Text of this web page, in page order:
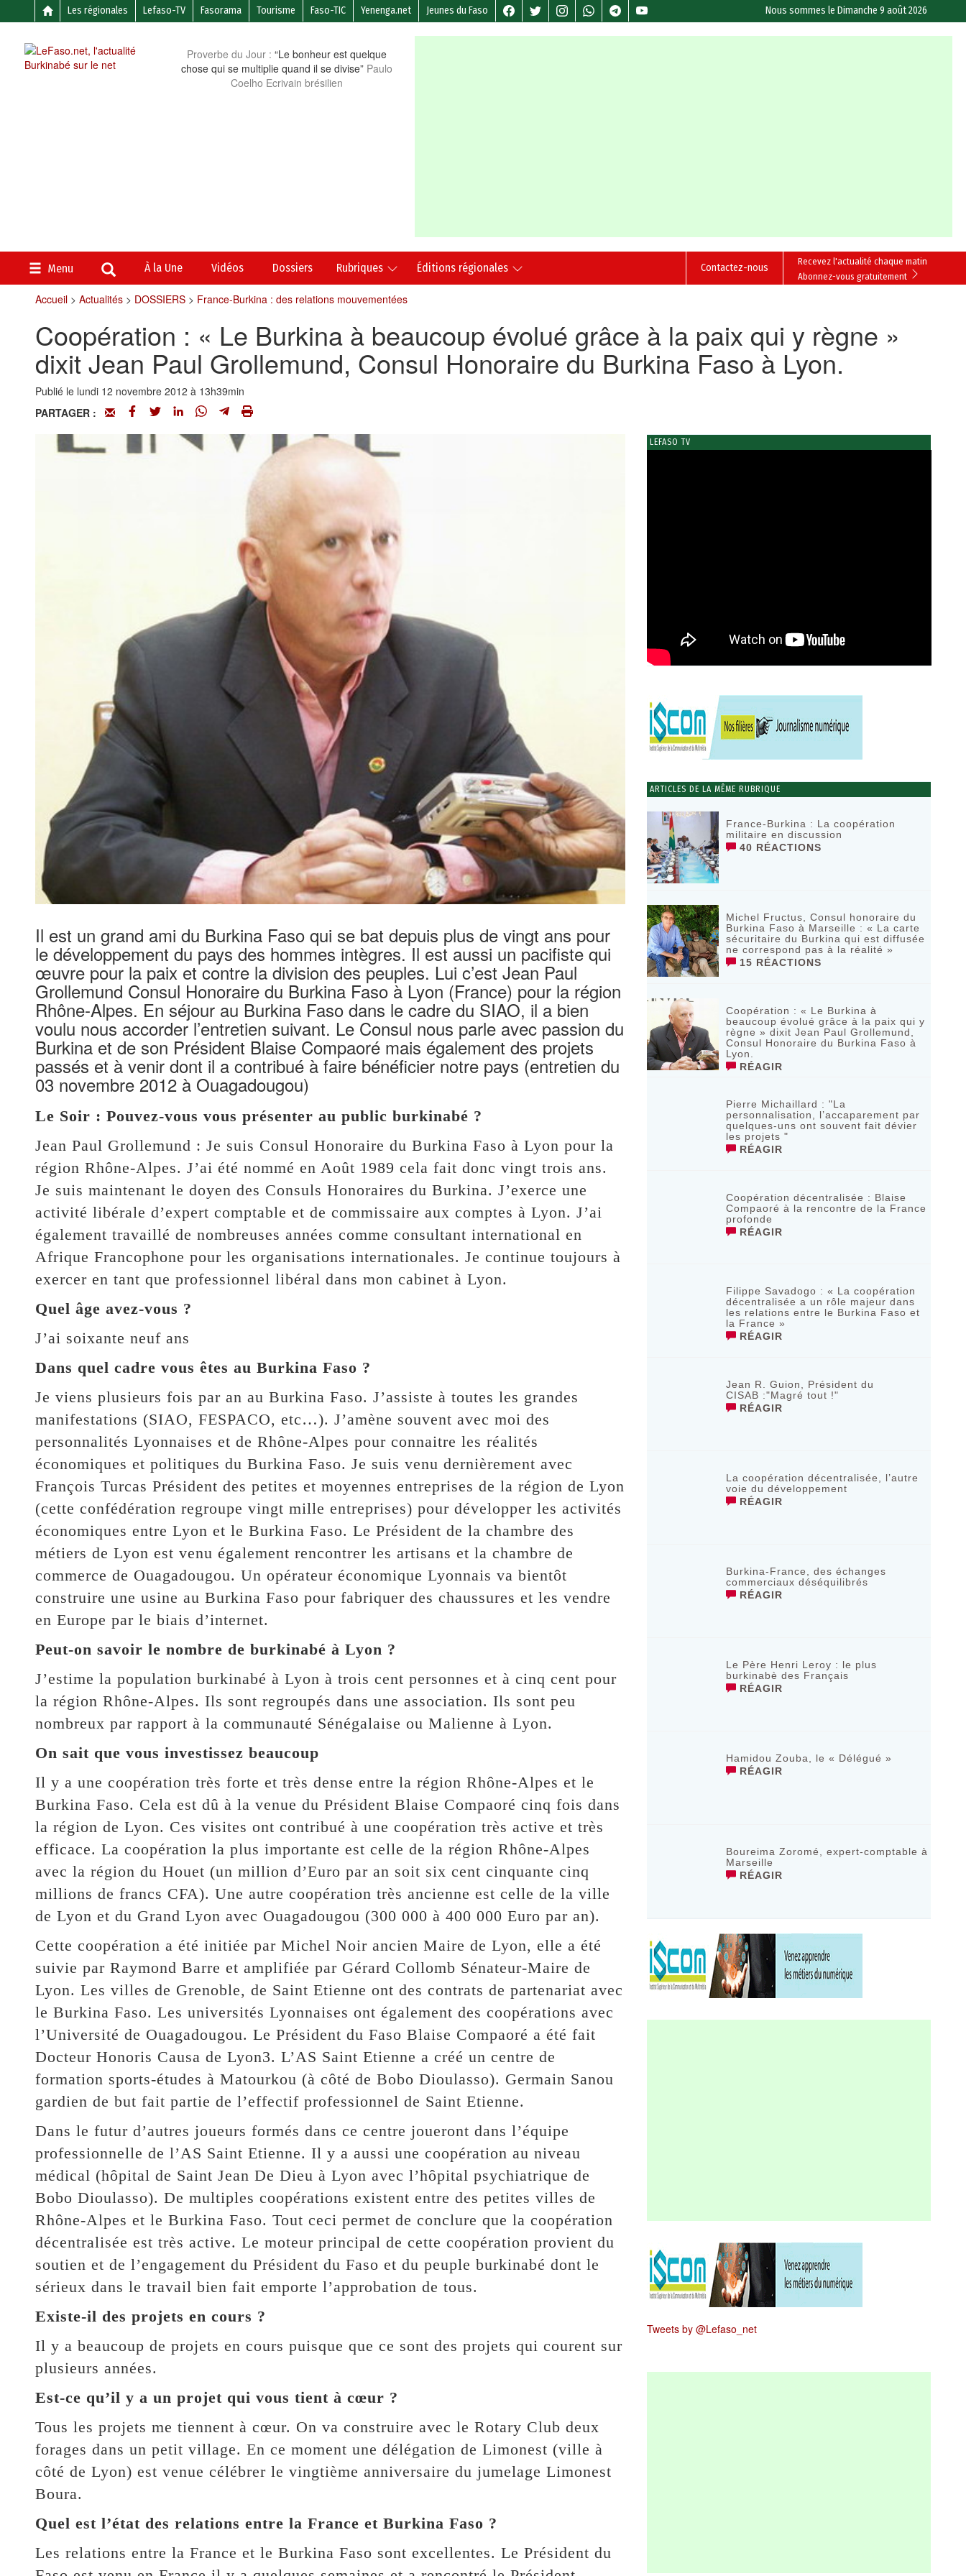
Les régionales Lefaso-TV Fasorama Tourisme Faso-TIC Yenenga.net Jeunes du Faso Nous sommes leDimanche 9 août 2026
Proverbe du Jour : “Le bonheur est quelque
chose qui se multiplie quand il se divise” Paulo
Coelho Ecrivain brésilien
Menu À la Une Vidéos Dossiers Rubriques Éditions régionales
Recevez l'actualité chaque matin
Abonnez-vous gratuitement
Contactez-nous
Accueil> Actualités> DOSSIERS> France-Burkina : des relations mouvementées
Coopération : « Le Burkina à beaucoup évolué grâce à la paix qui y règne »
dixit Jean Paul Grollemund, Consul Honoraire du Burkina Faso à Lyon.
Publié le lundi 12 novembre 2012 à 13h39min
PARTAGER :
Il est un grand ami du Burkina Faso qui se bat depuis plus de vingt ans pour
le développement du pays des hommes intègres. Il est aussi un pacifiste qui
œuvre pour la paix et contre la division des peuples. Lui c’est Jean Paul
Grollemund Consul Honoraire du Burkina Faso à Lyon (France) pour la région
Rhône-Alpes. En séjour au Burkina Faso dans le cadre du SIAO, il a bien
voulu nous accorder l’entretien suivant. Le Consul nous parle avec passion du
Burkina et de son Président Blaise Compaoré mais également des projets
passés et à venir dont il a contribué à faire bénéficier notre pays (entretien du
03 novembre 2012 à Ouagadougou)
Le Soir : Pouvez-vous vous présenter au public burkinabé ?
Jean Paul Grollemund : Je suis Consul Honoraire du Burkina Faso à Lyon pour la
région Rhône-Alpes. J’ai été nommé en Août 1989 cela fait donc vingt trois ans.
Je suis maintenant le doyen des Consuls Honoraires du Burkina. J’exerce une
activité libérale d’expert comptable et de commissaire aux comptes à Lyon. J’ai
également travaillé de nombreuses années comme consultant international en
Afrique Francophone pour les organisations internationales. Je continue toujours à
exercer en tant que professionnel libéral dans mon cabinet à Lyon.
Quel âge avez-vous ?
J’ai soixante neuf ans
Dans quel cadre vous êtes au Burkina Faso ?
Je viens plusieurs fois par an au Burkina Faso. J’assiste à toutes les grandes
manifestations (SIAO, FESPACO, etc…). J’amène souvent avec moi des
personnalités Lyonnaises et de Rhône-Alpes pour connaitre les réalités
économiques et politiques du Burkina Faso. Je suis venu dernièrement avec
François Turcas Président des petites et moyennes entreprises de la région de Lyon
(cette confédération regroupe vingt mille entreprises) pour développer les activités
économiques entre Lyon et le Burkina Faso. Le Président de la chambre des
métiers de Lyon est venu également rencontrer les artisans et la chambre de
commerce de Ouagadougou. Un opérateur économique Lyonnais va bientôt
construire une usine au Burkina Faso pour fabriquer des chaussures et les vendre
en Europe par le biais d’internet.
Peut-on savoir le nombre de burkinabé à Lyon ?
J’estime la population burkinabé à Lyon à trois cent personnes et à cinq cent pour
la région Rhône-Alpes. Ils sont regroupés dans une association. Ils sont peu
nombreux par rapport à la communauté Sénégalaise ou Malienne à Lyon.
On sait que vous investissez beaucoup
Il y a une coopération très forte et très dense entre la région Rhône-Alpes et le
Burkina Faso. Cela est dû à la venue du Président Blaise Compaoré cinq fois dans
la région de Lyon. Ces visites ont contribué à une coopération très active et très
efficace. La coopération la plus importante est celle de la région Rhône-Alpes
avec la région du Houet (un million d’Euro par an soit six cent cinquante cinq
millions de francs CFA). Une autre coopération très ancienne est celle de la ville
de Lyon et du Grand Lyon avec Ouagadougou (300 000 à 400 000 Euro par an).
Cette coopération a été initiée par Michel Noir ancien Maire de Lyon, elle a été
suivie par Raymond Barre et amplifiée par Gérard Collomb Sénateur-Maire de
Lyon. Les villes de Grenoble, de Saint Etienne ont des contrats de partenariat avec
le Burkina Faso. Les universités Lyonnaises ont également des coopérations avec
l’Université de Ouagadougou. Le Président du Faso Blaise Compaoré a été fait
Docteur Honoris Causa de Lyon3. L’AS Saint Etienne a créé un centre de
formation sports-études à Matourkou (à côté de Bobo Dioulasso). Germain Sanou
gardien de but fait partie de l’effectif professionnel de Saint Etienne.
Dans le futur d’autres joueurs formés dans ce centre joueront dans l’équipe
professionnelle de l’AS Saint Etienne. Il y a aussi une coopération au niveau
médical (hôpital de Saint Jean De Dieu à Lyon avec l’hôpital psychiatrique de
Bobo Dioulasso). De multiples coopérations existent entre des petites villes de
Rhône-Alpes et le Burkina Faso. Tout ceci permet de conclure que la coopération
décentralisée est très active. Le moteur principal de cette coopération provient du
soutien et de l’engagement du Président du Faso et du peuple burkinabé dont le
sérieux dans le travail bien fait emporte l’approbation de tous.
Existe-il des projets en cours ?
Il y a beaucoup de projets en cours puisque que ce sont des projets qui courent sur
plusieurs années.
Est-ce qu’il y a un projet qui vous tient à cœur ?
Tous les projets me tiennent à cœur. On va construire avec le Rotary Club deux
forages dans un petit village. En ce moment une délégation de Limonest (ville à
côté de Lyon) est venue célébrer le vingtième anniversaire du jumelage Limonest
Boura.
Quel est l’état des relations entre la France et Burkina Faso ?
Les relations entre la France et le Burkina Faso sont excellentes. Le Président du
LEFASO TV
ARTICLES DE LA MÊME RUBRIQUE
France-Burkina : La coopération
militaire en discussion
40 RÉACTIONS
Michel Fructus, Consul honoraire du
Burkina Faso à Marseille : « La carte
sécuritaire du Burkina qui est diffusée
ne correspond pas à la réalité »
15 RÉACTIONS
Coopération : « Le Burkina à
beaucoup évolué grâce à la paix qui y
règne » dixit Jean Paul Grollemund,
Consul Honoraire du Burkina Faso à
Lyon.
RÉAGIR
Pierre Michaillard : "La
personnalisation, l’accaparement par
quelques-uns ont souvent fait dévier
les projets "
RÉAGIR
Coopération décentralisée : Blaise
Compaoré à la rencontre de la France
profonde
RÉAGIR
Filippe Savadogo : « La coopération
décentralisée a un rôle majeur dans
les relations entre le Burkina Faso et
la France »
RÉAGIR
Jean R. Guion, Président du
CISAB :"Magré tout !"
RÉAGIR
La coopération décentralisée, l’autre
voie du développement
RÉAGIR
Burkina-France, des échanges
commerciaux déséquilibrés
RÉAGIR
Le Père Henri Leroy : le plus
burkinabè des Français
RÉAGIR
Hamidou Zouba, le « Délégué »
RÉAGIR
Boureima Zoromé, expert-comptable à
Marseille
RÉAGIR
Tweets by @Lefaso_net